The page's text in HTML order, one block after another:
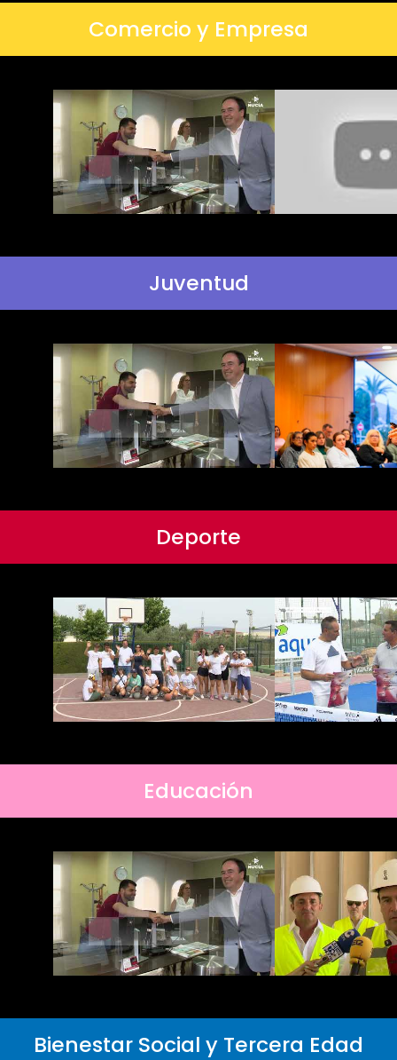
Comercio y Empresa
Juventud
Deporte
Educación
Bienestar Social y Tercera Edad